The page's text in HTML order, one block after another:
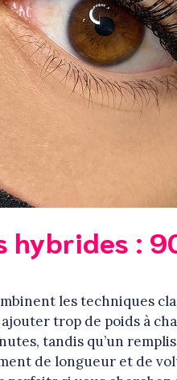
hybrides :
les techniques
trop de poids à
tandis qu’un
de longueur et de